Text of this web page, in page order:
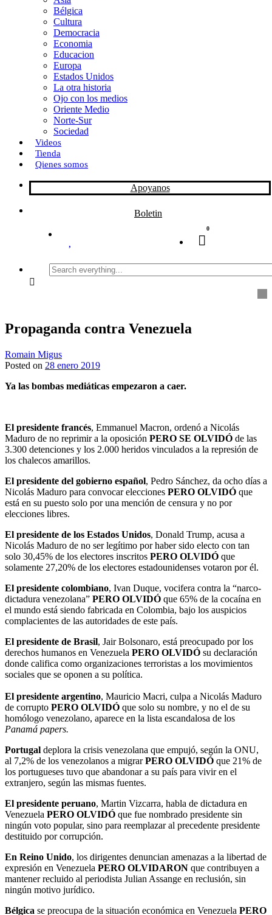
i
r
Bélgica
Cultura
Democracia
Economia
Educacion
Europa
Estados Unidos
La otra historia
Ojo con los medios
Oriente Medio
Norte-Sur
Sociedad
Videos
Tienda
Qienes somos
Apoyanos
Boletin
0
Search
everything...
Propaganda contra Venezuela
Romain Migus
Posted on 28 enero 2019
Ya las bombas mediáticas empezaron a caer.
El presidente francés, Emmanuel Macron, ordenó a Nicolás
Maduro de no reprimir a la oposición PERO SE OLVIDÓ de las
3.300 detenciones y los 2.000 heridos vinculados a la represión de
los chalecos amarillos.
El presidente del gobierno español, Pedro Sánchez, da ocho días a
Nicolás Maduro para convocar elecciones PERO OLVIDÓ que
está en su puesto solo por una mención de censura y no por
elecciones libres.
El presidente de los Estados Unidos, Donald Trump, acusa a
Nicolás Maduro de no ser legítimo por haber sido electo con tan
solo 30,45% de los electores inscritos PERO OLVIDÓ que
solamente 27,20% de los electores estadounidenses votaron por él.
El presidente colombiano, Ivan Duque, vocifera contra la “narco-
dictadura venezolana” PERO OLVIDÓ que 65% de la cocaína en
el mundo está siendo fabricada en Colombia, bajo los auspicios
complacientes de las autoridades de este país.
El presidente de Brasil, Jair Bolsonaro, está preocupado por los
derechos humanos en Venezuela PERO OLVIDÓ su declaración
donde califica como organizaciones terroristas a los movimientos
sociales que se oponen a su política.
El presidente argentino, Mauricio Macri, culpa a Nicolás Maduro
de corrupto PERO OLVIDÓ que solo su nombre, y no el de su
homólogo venezolano, aparece en la lista escandalosa de los
Panamá papers.
Portugal deplora la crisis venezolana que empujó, según la ONU,
al 7,2% de los venezolanos a migrarPERO OLVIDÓ que 21% de
los portugueses tuvo que abandonar a su país para vivir en el
extranjero, según las mismas fuentes.
El presidente peruano, Martin Vizcarra, habla de dictadura en
Venezuela PERO OLVIDÓ que fue nombrado presidente sin
ningún voto popular, sino para reemplazar al precedente presidente
destituido por corrupción.
En Reino Unido, los dirigentes denuncian amenazas a la libertad de
expresión en Venezuela PERO OLVIDARON que contribuyen a
mantener recluido al periodista Julian Assange en reclusión, sin
ningún motivo jurídico.
Bélgica se preocupa de la situación económica en Venezuela PERO